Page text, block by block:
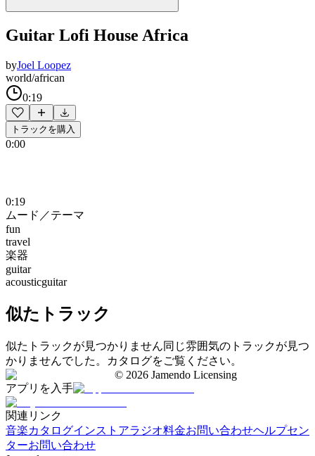
Guitar Lofi House Africa
byJoel Loopez
world/african
0:19
トラックを購入
0:00
0:19
ムード／テーマ
fun
travel
楽器
guitar
acousticguitar
似たトラック
似たトラックが見つかりません同じ雰囲気のトラックが見つ
かりませんでした。カタログをご覧ください。
© 2026 Jamendo Licensing
アプリを入手
関連リンク
音楽カタログインストアラジオ料金お問い合わせヘルプセン
ターお問い合わせ